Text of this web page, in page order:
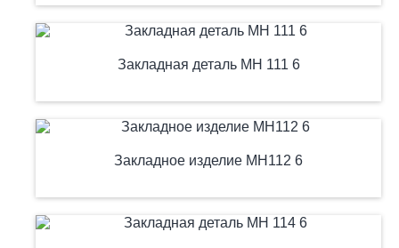
Закладная деталь МН 111 6
Закладное изделие МН112 6